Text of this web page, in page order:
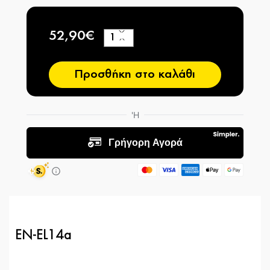
52,90€
−
+
Προσθήκη στο καλάθι
EN-EL14a